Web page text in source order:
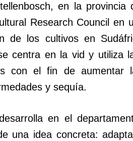
en la provincia
Research Council en
de los cultivos en
centra en la vid y utiliza
con el fin de aumentar
y sequía.
en el
una idea concreta: